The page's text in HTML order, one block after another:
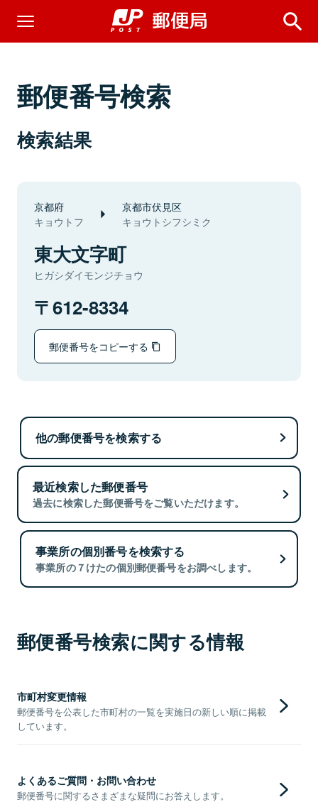
郵便番号検索
検索結果
京都府
キョウトフ
京都市伏見区
キョウトシフシミク
東大文字町
ヒガシダイモンジチョウ
612-8334
郵便番号をコピーする
他の郵便番号を検索する
最近検索した郵便番号
過去に検索した郵便番号をご覧いただけます。
事業所の個別番号を検索する
事業所の７けたの個別郵便番号をお調べします。
郵便番号検索に関する情報
市町村変更情報
郵便番号を公表した市町村の一覧を実施日の新しい順に掲載
しています。
よくあるご質問・お問い合わせ
郵便番号に関するさまざまな疑問にお答えします。